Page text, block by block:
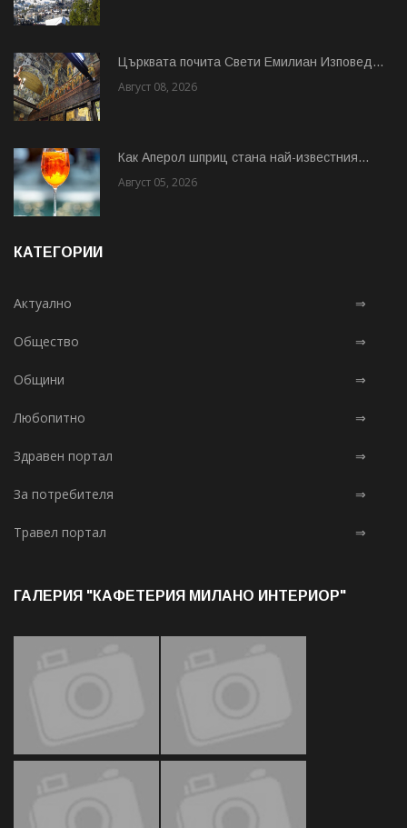
Църквата почита Свeти Емилиан Изповед...
Август 08, 2026
Как Аперол шприц стана най-известния...
Август 05, 2026
КАТЕГОРИИ
Актуално ⇒
Общество ⇒
Общини ⇒
Любопитно ⇒
Здравен портал ⇒
За потребителя ⇒
Травел портал ⇒
ГАЛЕРИЯ "КАФЕТЕРИЯ МИЛАНО ИНТЕРИОР"